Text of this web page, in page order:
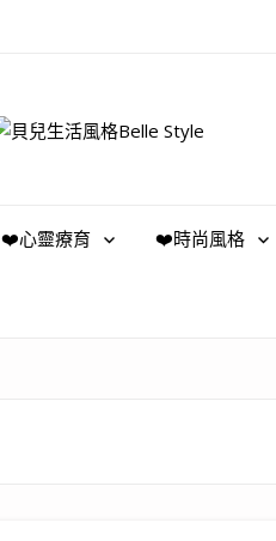
❤️心靈療育 ❤️時尚風格